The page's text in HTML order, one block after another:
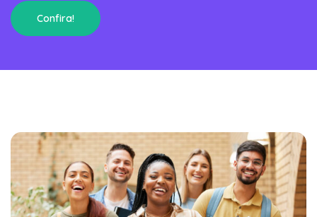
Confira!